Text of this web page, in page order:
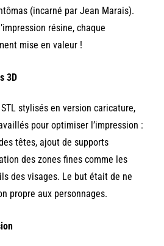
(incarné par Jean Marais).
résine, chaque
mise en valeur !
3D
stylisés en version caricature,
pour optimiser l’impression :
têtes, ajout de supports
des zones fines comme les
des visages. Le but était de ne
propre aux personnages.